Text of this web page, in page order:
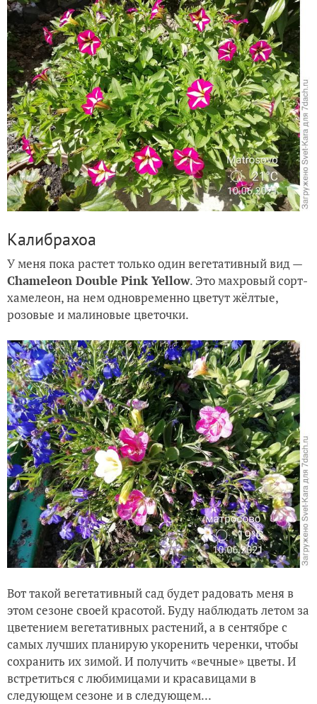
Калибрахоа
У меня пока растет только один вегетативный вид —
Chameleon Double Pink Yellow. Это махровый сорт-
хамелеон, на нем одновременно цветут жёлтые,
розовые и малиновые цветочки.
Вот такой вегетативный сад будет радовать меня в
этом сезоне своей красотой. Буду наблюдать летом за
цветением вегетативных растений, а в сентябре с
самых лучших планирую укоренить черенки, чтобы
сохранить их зимой. И получить «вечные» цветы. И
встретиться с любимицами и красавицами в
следующем сезоне и в следующем...